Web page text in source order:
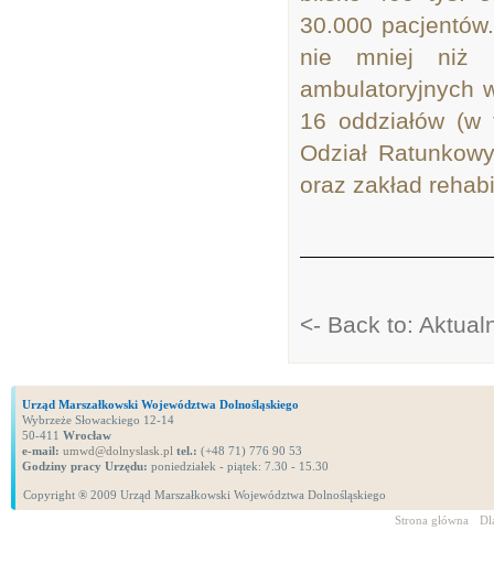
30.000
nie mniej niż
ambulatoryjnych
16 oddziałów
Odział
oraz zakład
<- Back to:
Urząd Marszałkowski Województwa Dolnośląskiego
Wybrzeże Słowackiego 12-14
50-411 Wrocław
e-mail: umwd@dolnyslask.pl tel.: (+48 71) 776 90 53
Godziny pracy Urzędu: poniedziałek - piątek: 7.30 - 15.30
Copyright ® 2009 Urząd Marszałkowski Województwa Dolnośląskiego
Strona główna